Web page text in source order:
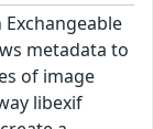
metadata to
of image
libexif